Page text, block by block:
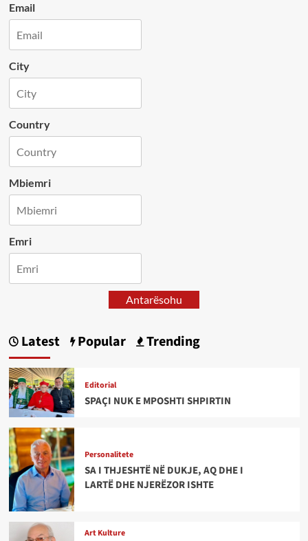
Email
City
Country
Mbiemri
Emri
Antarësohu
Latest Popular Trending
Editorial
SPAÇI NUK E MPOSHTI SHPIRTIN
Personalitete
SA I THJESHTË NË DUKJE, AQ DHE I
LARTË DHE NJERËZOR ISHTE
Art Kulture